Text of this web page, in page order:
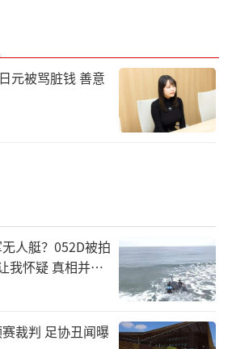
元被骂脏钱 善意
人艇？052D被拍
我怀疑 真相并非
裁判 足协丑闻曝